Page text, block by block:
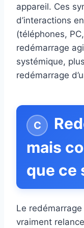
appareil. Ces
d’interactions
(téléphones,
redémarrage
systémique,
redémarrage
mais
que ce
Le
vraiment